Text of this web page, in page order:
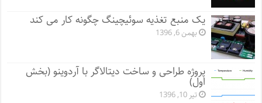
یک منبع تغذیه سوئیچینگ چگونه کار می کند
بهمن 6, 1396
پروژه طراحی و ساخت دیتالاگر با آردوینو (بخش
اول)
تیر 10, 1396